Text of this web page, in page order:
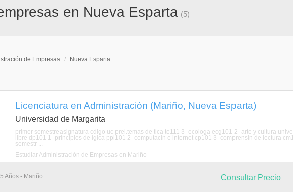
en Nueva Esparta (5)
de Empresas / Nueva Esparta
Licenciatura en Administración (Mariño, Nueva Esparta)
Universidad de Margarita
primer semestreasignatura cdigo uc prel.temas de tica te111 3 -ecologa ecg101 2 -arte y cultura
libre dp101 1 -principios de lgica ppl101 2 -computacin e internet cp101 3 -comprensin de lectura
semestr ...
Estudiar Administración de Empresas en Mariño
Años - Mariño Consultar Precio